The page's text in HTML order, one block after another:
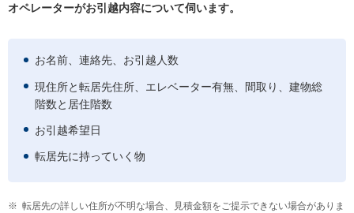
オペレーターがお引越内容について伺います。
お名前、連絡先、お引越人数
現住所と転居先住所、エレベーター有無、間取り、建物総
階数と居住階数
お引越希望日
転居先に持っていく物
※ 転居先の詳しい住所が不明な場合、見積金額をご提示できない場合がありま